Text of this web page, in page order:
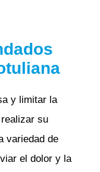
y limitar la
su
variedad de
el dolor y la